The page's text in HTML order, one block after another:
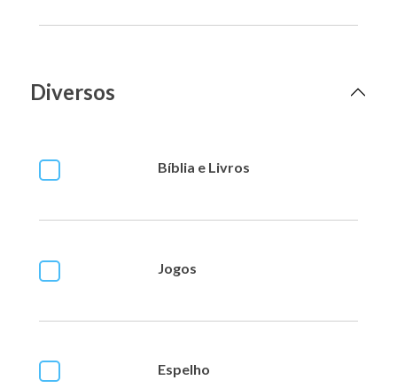
Diversos
Bíblia e Livros
Jogos
Espelho